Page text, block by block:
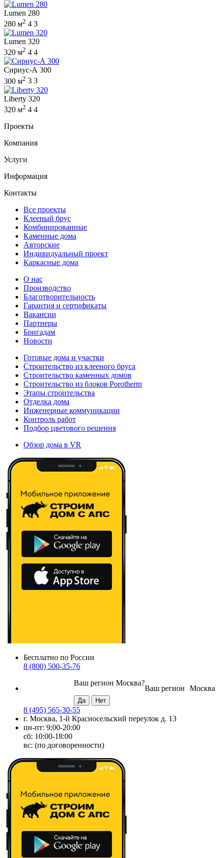
Lumen 280
280 м2 4 3
Lumen 320
320 м2 4 4
Сириус-А 300
300 м2 3 3
Liberty 320
320 м2 4 4
Проекты
Компания
Услуги
Информация
Контакты
Все проекты
Клееный брус
Комбинированные
Каменные дома
Авторские
Индивидуальный проект
Каркасные дома
О нас
Производство
Благотворительность
Гарантия и сертификаты
Вакансии
Партнеры
Бригадам
Новости
Готовые дома и участки
Строительство из клееного бруса
Строительство каменных домов
Строительство из блоков Porotherm
Этапы строительства
Отделка дома
Инженерные коммуникации
Контроль работ
Подбор цветового решения
Обзор дома в VR
Бесплатно по России
8 (800) 500-35-76
Москва
Ваш регион
Ваш регион Москва?
8 (495) 565-30-55
г. Москва, 1-й Красносельский переулок д. 13
пн-пт: 9:00-20:00
сб: 10:00-18:00
вс: (по договоренности)